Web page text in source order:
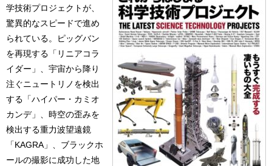
学技術プロジェクトが、
驚異的なスピードで進め
られている。ピッグバン
を再現する「リニアコラ
イダー」、宇宙から降り
注ぐニュートリノを検出
する「ハイパー・カミオ
カンデ」、時空の歪みを
検出する重力波望遠鏡
「KAGRA」、ブラックホ
ールの撮影に成功した地